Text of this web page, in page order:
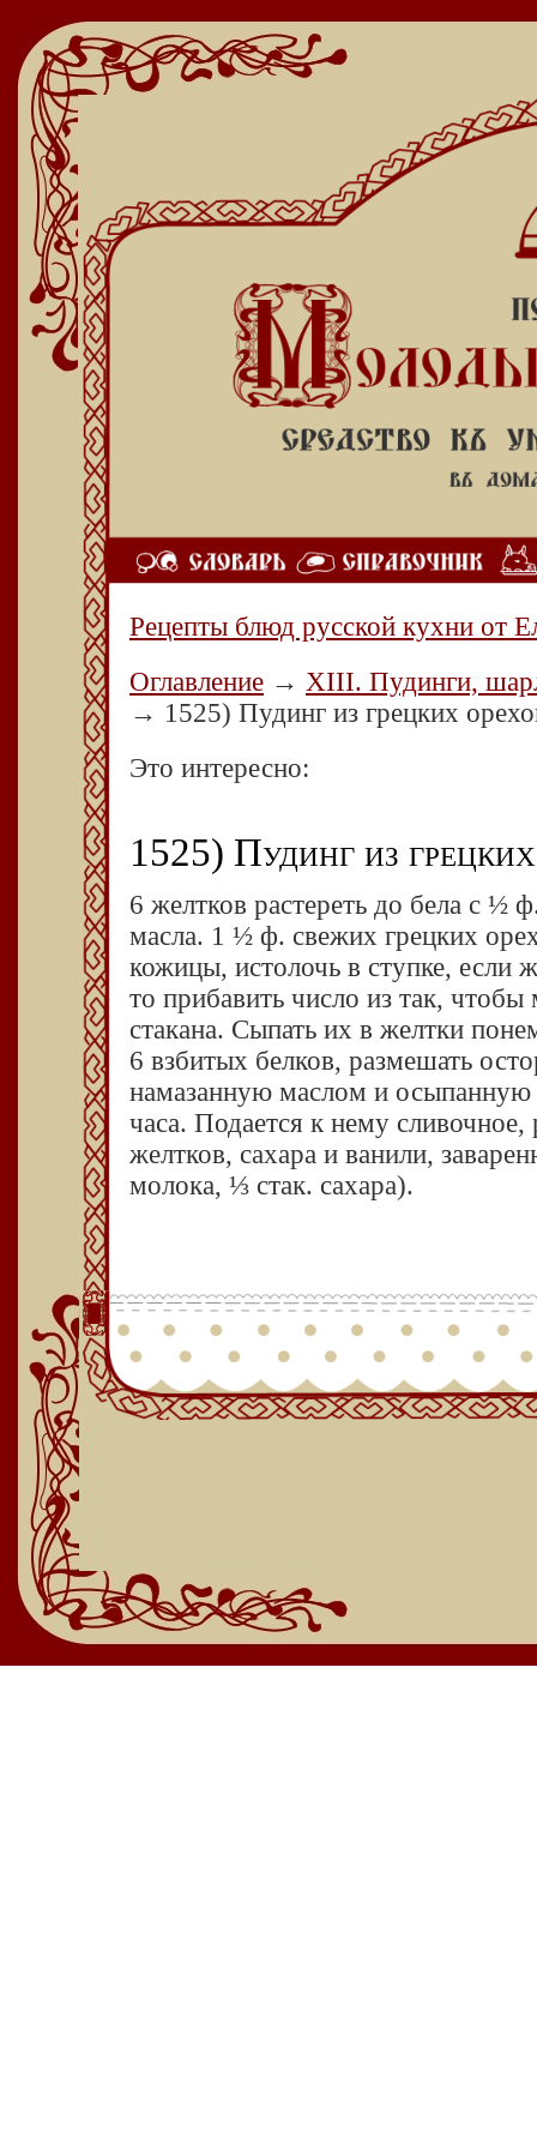
Рецепты блюд русской кухни от
Оглавление → XIII. Пудинги,
→ 1525) Пудинг из грецких
Это интересно:
1525) Пудинг из
6 желтков растереть до бела с ½
масла. 1 ½ ф. свежих грецких
кожицы, истолочь в ступке, если
то прибавить число из так,
стакана. Сыпать их в желтки
6 взбитых белков, размешать
намазанную маслом и осыпанную
часа. Подается к нему
желтков, сахара и ванили,
молока, ⅓ стак. сахара).